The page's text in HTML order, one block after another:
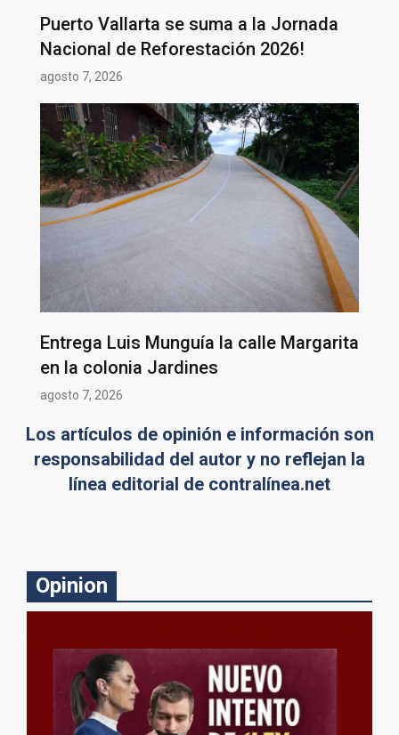
Puerto Vallarta se suma a la Jornada
Nacional de Reforestación 2026!
agosto 7, 2026
Entrega Luis Munguía la calle Margarita
en la colonia Jardines
agosto 7, 2026
Los artículos de opinión e información son
responsabilidad del autor y no reflejan la
línea editorial de contralínea.net
Opinion